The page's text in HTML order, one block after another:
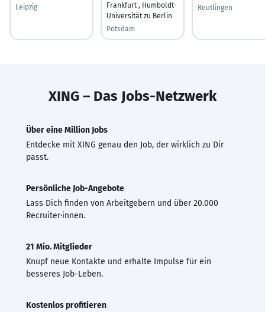
Leipzig
Frankfurt , Humboldt-
Universität zu Berlin
Potsdam
Reutlingen
XING – Das Jobs-Netzwerk
Über eine Million Jobs
Entdecke mit XING genau den Job, der wirklich zu Dir
passt.
Persönliche Job-Angebote
Lass Dich finden von Arbeitgebern und über 20.000
Recruiter·innen.
21 Mio. Mitglieder
Knüpf neue Kontakte und erhalte Impulse für ein
besseres Job-Leben.
Kostenlos profitieren